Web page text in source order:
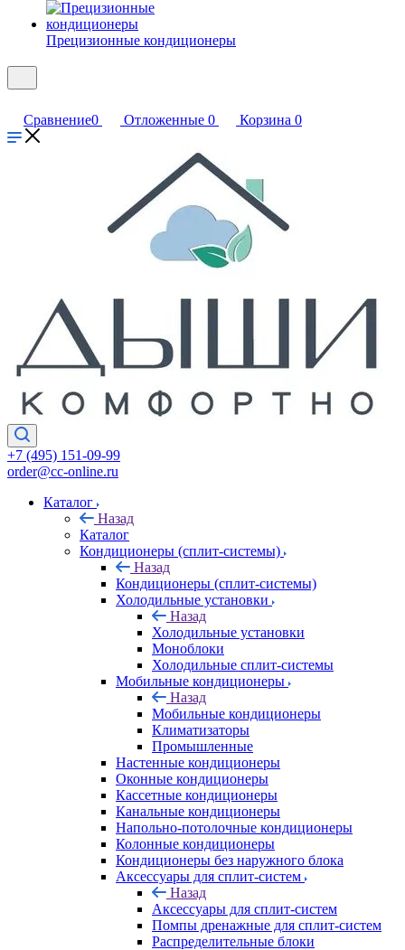
Прецизионные кондиционеры
Сравнение0 Отложенные 0 Корзина 0
+7 (495) 151-09-99
order@cc-online.ru
Каталог
Назад
Каталог
Кондиционеры (сплит-системы)
Назад
Кондиционеры (сплит-системы)
Холодильные установки
Назад
Холодильные установки
Моноблоки
Холодильные сплит-системы
Мобильные кондиционеры
Назад
Мобильные кондиционеры
Климатизаторы
Промышленные
Настенные кондиционеры
Оконные кондиционеры
Кассетные кондиционеры
Канальные кондиционеры
Напольно-потолочные кондиционеры
Колонные кондиционеры
Кондиционеры без наружного блока
Аксессуары для сплит-систем
Назад
Аксессуары для сплит-систем
Помпы дренажные для сплит-систем
Распределительные блоки